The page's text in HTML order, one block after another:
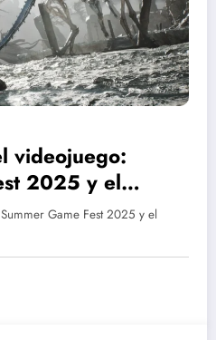
videojuego:
2025 y el
Game Fest 2025 y el